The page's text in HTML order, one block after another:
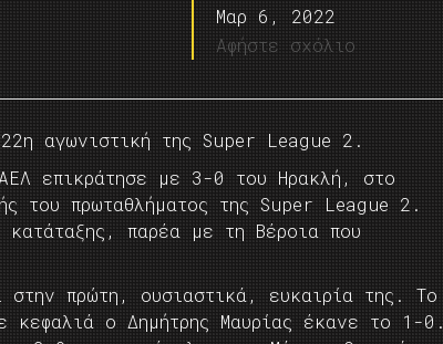
Μαρ 6, 2022
Αφήστε σχόλιο
αγωνιστική της Super League 2.
επικράτησε με 3-0 του Ηρακλή, στο
του πρωταθλήματος της Super League 2.
κατάταξης, παρέα με τη Βέροια που
πρώτη, ουσιαστικά, ευκαιρία της. Το
ο Δημήτρης Μαυρίας έκανε το 1-0.